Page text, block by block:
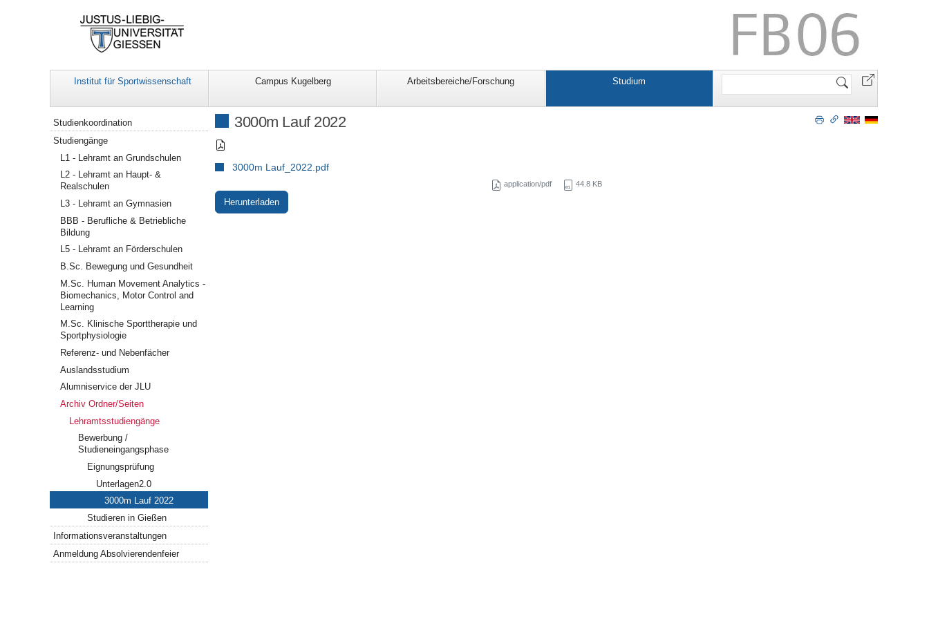
Institut für Sportwissenschaft Campus Kugelberg Arbeitsbereiche/Forschung Studium
Website
3000m Lauf 2022
3000m Lauf_2022.pdf
application/pdf 44.8 KB
Herunterladen
Navigation
Studienkoordination
Studiengänge
L1 - Lehramt an Grundschulen
L2 - Lehramt an Haupt- &
Realschulen
L3 - Lehramt an Gymnasien
BBB - Berufliche & Betriebliche
Bildung
L5 - Lehramt an Förderschulen
B.Sc. Bewegung und Gesundheit
M.Sc. Human Movement Analytics -
Biomechanics, Motor Control and
Learning
M.Sc. Klinische Sporttherapie und
Sportphysiologie
Referenz- und Nebenfächer
Auslandsstudium
Alumniservice der JLU
Archiv Ordner/Seiten
Lehramtsstudiengänge
Bewerbung /
Studieneingangsphase
Eignungsprüfung
Unterlagen2.0
3000m Lauf 2022
Studieren in Gießen
Informationsveranstaltungen
Anmeldung Absolvierendenfeier